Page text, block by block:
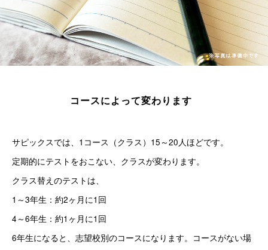
コースによって変わります
サピックスでは、1コース（クラス）15～20人ほどです。
定期的にテストをおこない、クラスが変わります。
クラス替えのテストは、
1～3年生：約2ヶ月に1回
4～6年生：約1ヶ月に1回
6年生になると、志望校別のコースになります。コースがない場